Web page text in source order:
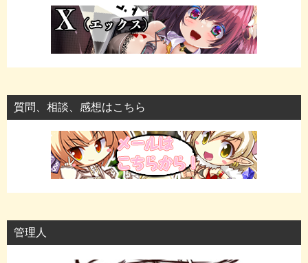
質問、相談、感想はこちら
管理人